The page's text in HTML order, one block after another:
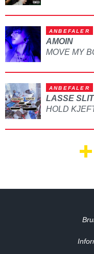
ANBEFALER
AMOIN
MOVE MY
ANBEFALER
LASSE